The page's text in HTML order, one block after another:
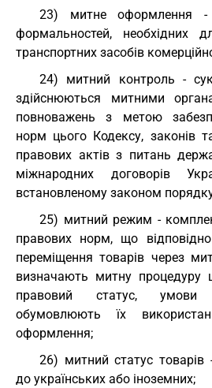
23) митне оформлення -
формальностей, необхідних
транспортних засобів
24) митний контроль -
здійснюються митними
повноважень з метою
норм цього Кодексу, законів
правових актів з питань
міжнародних договорів
встановленому законом
25) митний режим -
правових норм, що
переміщення товарів через
визначають митну процедуру
правовий статус, умови
обумовлюють їх
оформлення;
26) митний статус товарів
до українських або іноземних;